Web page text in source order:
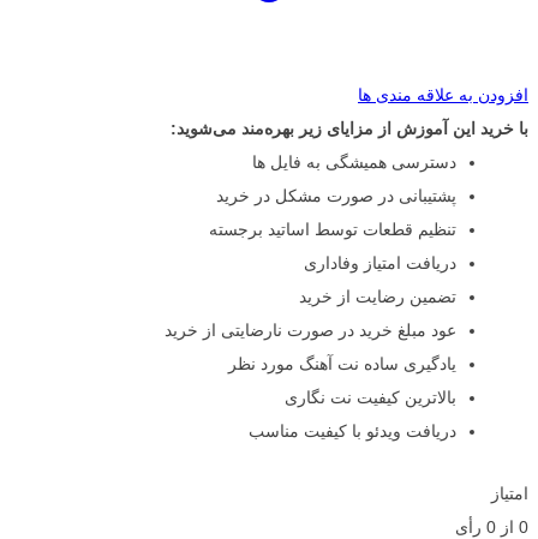
افزودن به علاقه مندی ها
با خرید این آموزش از مزایای زیر بهره‌مند می‌شوید:
دسترسی همیشگی به فایل ها
پشتیبانی در صورت مشکل در خرید
تنظیم قطعات توسط اساتید برجسته
دریافت امتیاز وفاداری
تضمین رضایت از خرید
عود مبلغ خرید در صورت نارضایتی از خرید
یادگیری ساده نت آهنگ مورد نظر
بالاترین کیفیت نت نگاری
دریافت ویدئو با کیفیت مناسب
امتیاز
0 از 0 رأی